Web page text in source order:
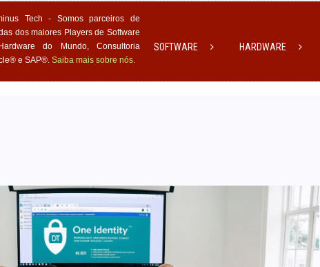
Tech - Somos parceiros de
dos maiores Players de Software
do Mundo, Consultoria
e SAP®. Saiba mais sobre nós.
SOFTWARE HARDWARE